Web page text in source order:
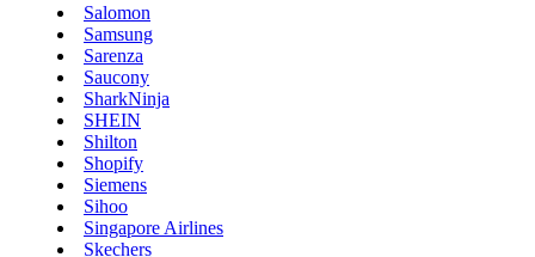
TikTok Shop
Salomon
Samsung
Sarenza
Saucony
SharkNinja
SHEIN
Shilton
Shopify
Siemens
Sihoo
Singapore Airlines
Skechers